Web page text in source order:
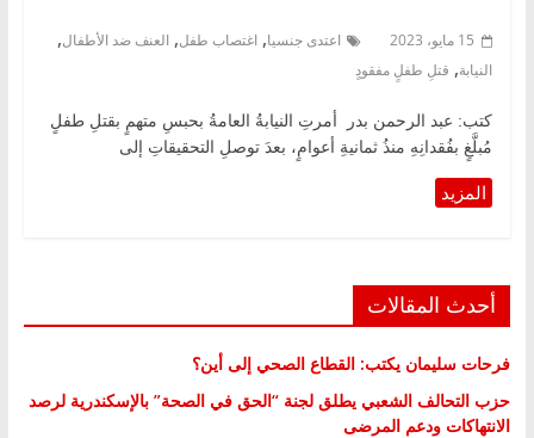
15 مايو، 2023 اعتدى جنسيا, اغتصاب طفل, العنف ضد الأطفال,
النيابة, قتلِ طفلٍ مفقودٍ
كتب: عبد الرحمن بدر أمرتِ النيابةُ العامةُ بحبسِ متهمٍ بقتلِ طفلٍ
مُبلَّغٍ بفُقدانِهِ منذُ ثمانيةِ أعوامٍ، بعدَ توصلِ التحقيقاتِ إلى
أحدث المقالات
فرحات سليمان يكتب: القطاع الصحي إلى أين؟
حزب التحالف الشعبي يطلق لجنة “الحق في الصحة” بالإسكندرية لرصد
الانتهاكات ودعم المرضى